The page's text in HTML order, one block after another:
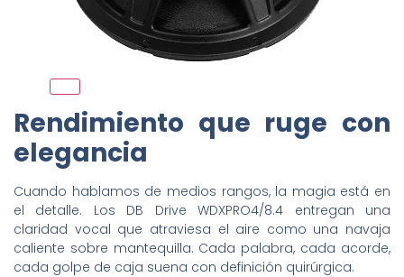
Rendimiento que ruge con
elegancia
Cuando hablamos de medios rangos, la magia está en
el detalle. Los DB Drive WDXPRO4/8.4 entregan una
claridad vocal que atraviesa el aire como una navaja
caliente sobre mantequilla. Cada palabra, cada acorde,
cada golpe de caja suena con definición quirúrgica.